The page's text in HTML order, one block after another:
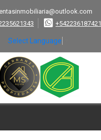
+542236187421
Select Language